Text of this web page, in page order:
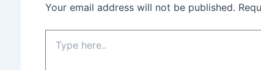
Your email address will not be published.